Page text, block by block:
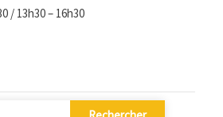
/ 13h30 – 16h30